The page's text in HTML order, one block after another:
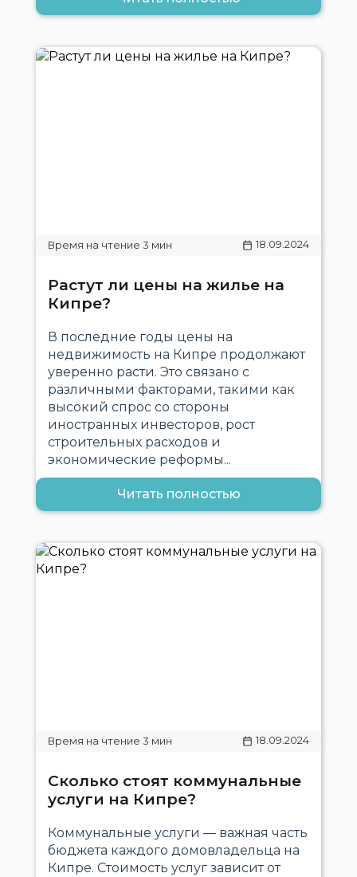
18.09.2024
Растут ли цены на жилье на
Кипре?
В последние годы цены на
недвижимость на Кипре продолжают
уверенно расти. Это связано с
различными факторами, такими как
высокий спрос со стороны
иностранных инвесторов, рост
строительных расходов и
экономические реформы...
Читать полностью
18.09.2024
Сколько стоят коммунальные
услуги на Кипре?
Коммунальные услуги — важная часть
бюджета каждого домовладельца на
Кипре. Стоимость услуг зависит от